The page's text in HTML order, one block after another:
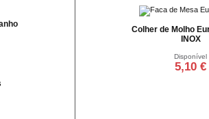
Colher de Molho
INOX
Disponível
5,10 €